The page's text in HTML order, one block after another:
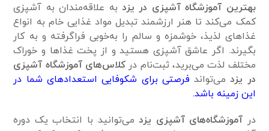
بهترین آموزشگاه آشپزی در یزد به علاقه‌مندان به آشپزی
کمک می‌کند تا هنر ارزشمند تبدیل مواد غذایی خام به انواع
غذا‌های لذیذ، خوشمزه و سالم را به‌خوبی فراگرفته و به کار
بگیرند. اگر عاشق آشپزی هستید و از پخت غذا‌ها و خوراک
مختلف لذت می‌برید، ثبت‌نام در کلاس‌های آموزشگاه آشپزی
در یزد می‌تواند فرصتی برای شکوفایی استعداد‌های شما در
این زمینه باشد.
در آموزشگاه‌های آشپزی یزد می‌توانید با انتخاب یک دوره